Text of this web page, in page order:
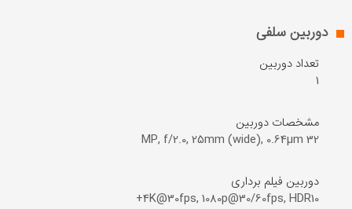
دوربین سلفی
تعداد دوربین
1
مشخصات دوربین
32 MP, f/2.0, 25mm (wide), 0.64µm
دوربین فیلم برداری
4K@30fps, 1080p@30/60fps, HDR10+